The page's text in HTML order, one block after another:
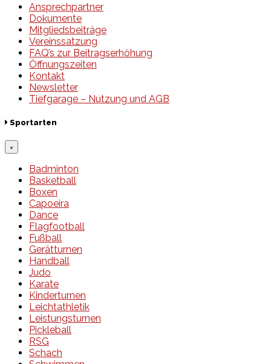
Ansprechpartner
Dokumente
Mitgliedsbeiträge
Vereinssatzung
FAQ’s zur Beitragserhöhung
Öffnungszeiten
Kontakt
Newsletter
Tiefgarage – Nutzung und AGB
Sportarten
×
Badminton
Basketball
Boxen
Capoeira
Dance
Flagfootball
Fußball
Gerätturnen
Handball
Judo
Karate
Kinderturnen
Leichtathletik
Leistungsturnen
Pickleball
RSG
Schach